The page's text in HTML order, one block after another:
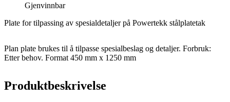
Gjenvinnbar
Plate for tilpassing av spesialdetaljer på Powertekk stålplatetak
Plan plate brukes til å tilpasse spesialbeslag og detaljer. Forbruk:
Etter behov. Format 450 mm x 1250 mm
Produktbeskrivelse